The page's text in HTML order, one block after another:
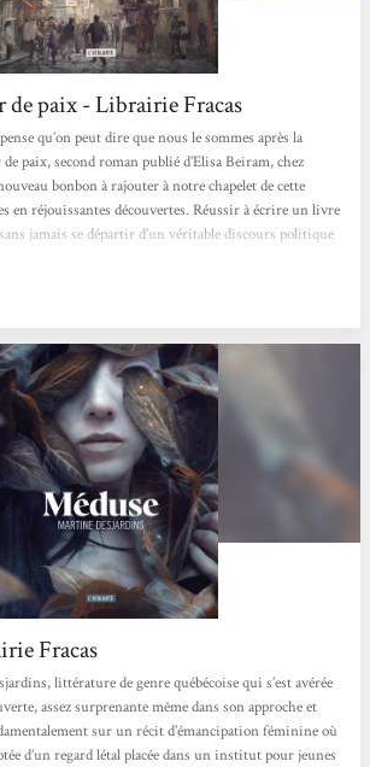
de paix - Librairie Fracas
qu’on peut dire que nous le sommes après la
paix, second roman publié d’Elisa Beiram, chez
bonbon à rajouter à notre chapelet de cette
en réjouissantes découvertes. Réussir à écrire un livre
jamais se départir d’un véritable discours politique
quatre-vingt pages qui explore majoritairement...
Fracas
littérature de genre québécoise qui s’est avérée
assez surprenante même dans son approche et
sur un récit d’émancipation féminine où
d’un regard létal placée dans un institut pour jeunes